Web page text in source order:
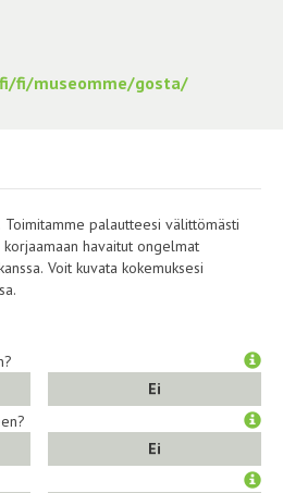
fi/museomme/gosta/
palautteesi välittömästi
ongelmat
Voit kuvata kokemuksesi
Ei
Ei